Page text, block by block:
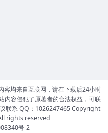
容均来自互联网，请在下载后24小时
内容侵犯了原著者的合法权益，可联
联系 QQ：1026247465 Copyright
rights reserved
号-2